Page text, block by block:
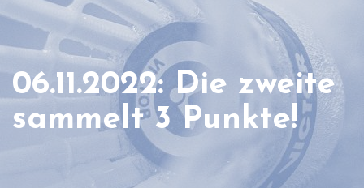
06.11.2022: Die zweite
sammelt 3 Punkte!